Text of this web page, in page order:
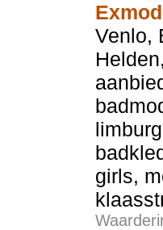
Venlo,
girls,